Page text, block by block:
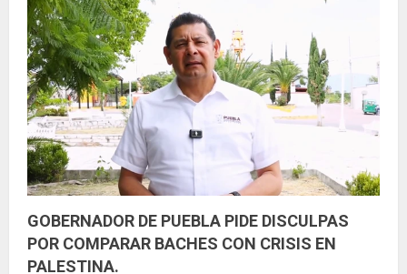
GOBERNADOR DE PUEBLA PIDE DISCULPAS
POR COMPARAR BACHES CON CRISIS EN
PALESTINA.